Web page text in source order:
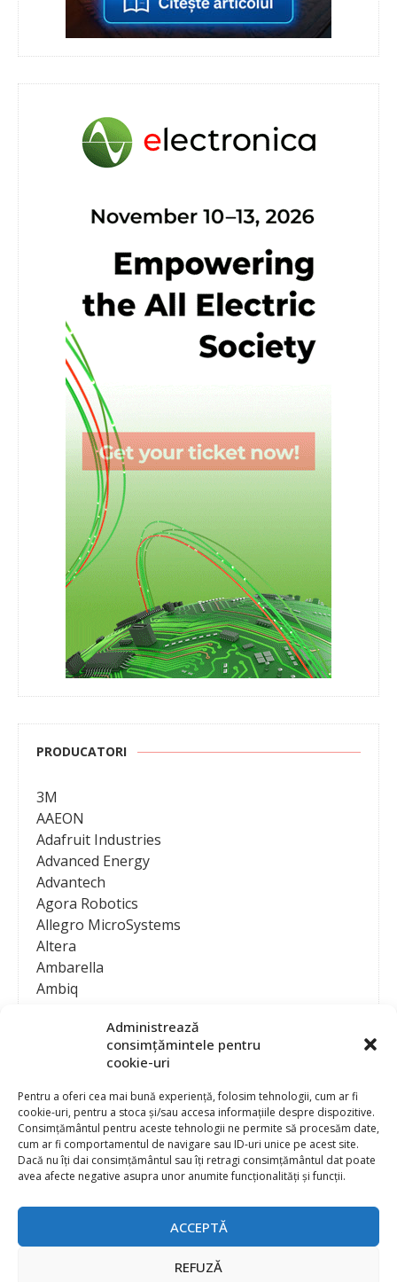
Administrează
consimțămintele pentru
cookie-uri
Pentru a oferi cea mai bună experiență, folosim tehnologii, cum ar fi
cookie-uri, pentru a stoca și/sau accesa informațiile despre dispozitive.
Consimțământul pentru aceste tehnologii ne permite să procesăm date,
cum ar fi comportamentul de navigare sau ID-uri unice pe acest site.
Dacă nu îți dai consimțământul sau îți retragi consimțământul dat poate
avea afecte negative asupra unor anumite funcționalități și funcții.
ACCEPTĂ
REFUZĂ
PRODUCATORI
3M
AAEON
Adafruit Industries
Advanced Energy
Advantech
Agora Robotics
Allegro MicroSystems
Altera
Ambarella
Ambiq
Analog Devices
Anritsu Corporation
Ansys
APS
Arduino
Arm
Asentics
ATEN International
Contact
Publicitate
Abonament la revista “Electronica Azi”